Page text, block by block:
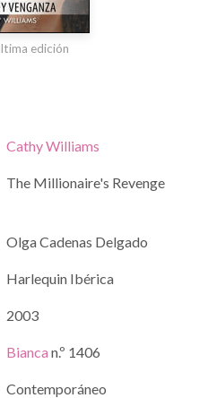
Cathy Williams
The Millionaire's Revenge
Olga Cadenas Delgado
Harlequin Ibérica
2003
Bianca n.º 1406
Contemporáneo
edición